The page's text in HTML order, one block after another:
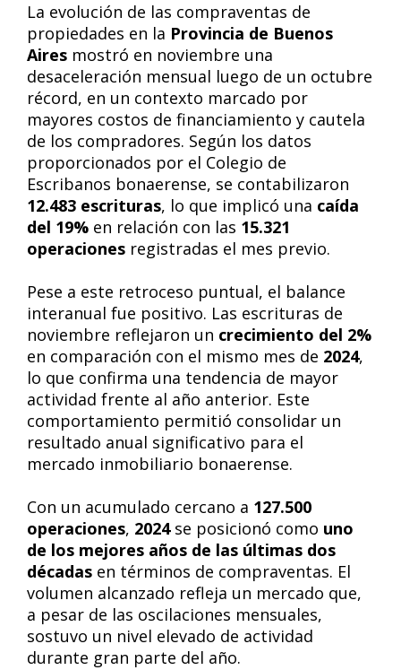
La evolución de las compraventas de
propiedades en la Provincia de Buenos
Aires mostró en noviembre una
desaceleración mensual luego de un octubre
récord, en un contexto marcado por
mayores costos de financiamiento y cautela
de los compradores. Según los datos
proporcionados por el Colegio de
Escribanos bonaerense, se contabilizaron
12.483 escrituras, lo que implicó una caída
del 19% en relación con las 15.321
operaciones registradas el mes previo.
Pese a este retroceso puntual, el balance
interanual fue positivo. Las escrituras de
noviembre reflejaron un crecimiento del 2%
en comparación con el mismo mes de 2024,
lo que confirma una tendencia de mayor
actividad frente al año anterior. Este
comportamiento permitió consolidar un
resultado anual significativo para el
mercado inmobiliario bonaerense.
Con un acumulado cercano a 127.500
operaciones, 2024se posicionó como uno
de los mejores años de las últimas dos
décadas en términos de compraventas. El
volumen alcanzado refleja un mercado que,
a pesar de las oscilaciones mensuales,
sostuvo un nivel elevado de actividad
durante gran parte del año.